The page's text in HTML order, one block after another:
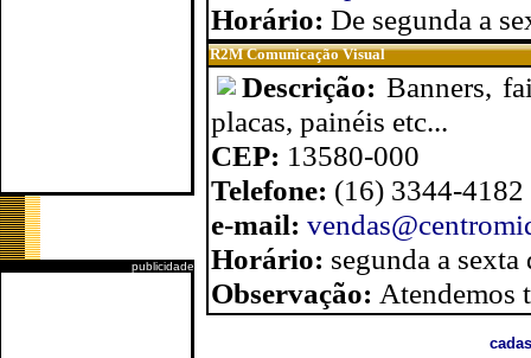
publicidade
Horário: De segunda a
R2M Comunicação Visual
Descrição: Banners,
placas, painéis etc...
CEP: 13580-000
Telefone: (16) 3344-
e-mail:
Horário: segunda a sexta
Observação: Atendemos